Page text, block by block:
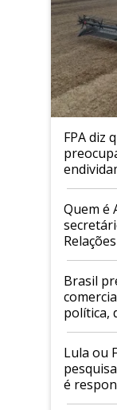
FPA diz
Quem é
Mapa
Brasil
política,
Faesp
Lula ou
é
tarifaço